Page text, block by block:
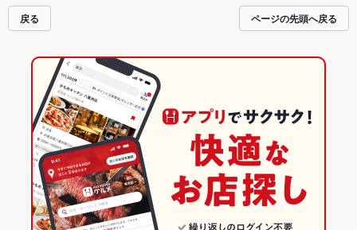
戻る ページの先頭へ戻る